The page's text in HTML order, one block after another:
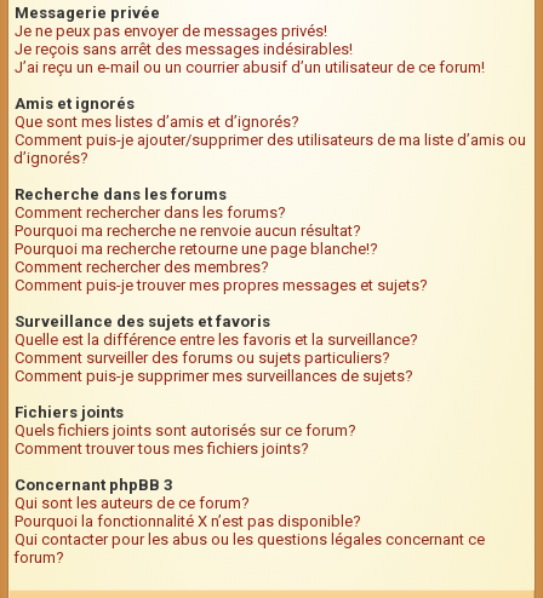
Messagerie privée
Je ne peux pas envoyer de messages privés!
Je reçois sans arrêt des messages indésirables!
J’ai reçu un e-mail ou un courrier abusif d’un utilisateur de ce forum!
Amis et ignorés
Que sont mes listes d’amis et d’ignorés?
Comment puis-je ajouter/supprimer des utilisateurs de ma liste d’amis ou
d’ignorés?
Recherche dans les forums
Comment rechercher dans les forums?
Pourquoi ma recherche ne renvoie aucun résultat?
Pourquoi ma recherche retourne une page blanche!?
Comment rechercher des membres?
Comment puis-je trouver mes propres messages et sujets?
Surveillance des sujets et favoris
Quelle est la différence entre les favoris et la surveillance?
Comment surveiller des forums ou sujets particuliers?
Comment puis-je supprimer mes surveillances de sujets?
Fichiers joints
Quels fichiers joints sont autorisés sur ce forum?
Comment trouver tous mes fichiers joints?
Concernant phpBB 3
Qui sont les auteurs de ce forum?
Pourquoi la fonctionnalité X n’est pas disponible?
Qui contacter pour les abus ou les questions légales concernant ce
forum?